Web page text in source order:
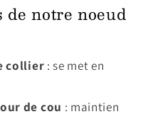
notre noeud
collier : se met en
de cou : maintien